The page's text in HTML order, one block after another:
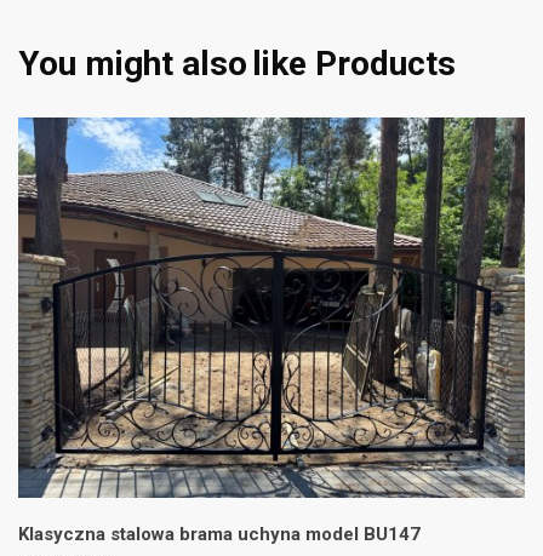
You might also like Products
Klasyczna stalowa brama uchyna model BU147